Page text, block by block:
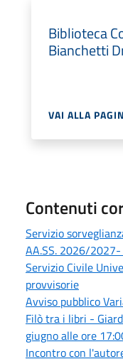
Biblioteca
Bianchetti
VAI ALLA
Contenuti
Servizio
AA.SS. 2026/
Servizio Civile
provvisorie
Avviso pubblico
Filò tra i libri -
giugno alle ore
Incontro con